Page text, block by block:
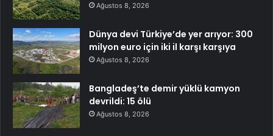
Ağustos 8, 2026
Dünya devi Türkiye’de yer arıyor: 300
milyon euro için iki il karşı karşıya
Ağustos 8, 2026
Bangladeş’te demir yüklü kamyon
devrildi: 15 ölü
Ağustos 8, 2026